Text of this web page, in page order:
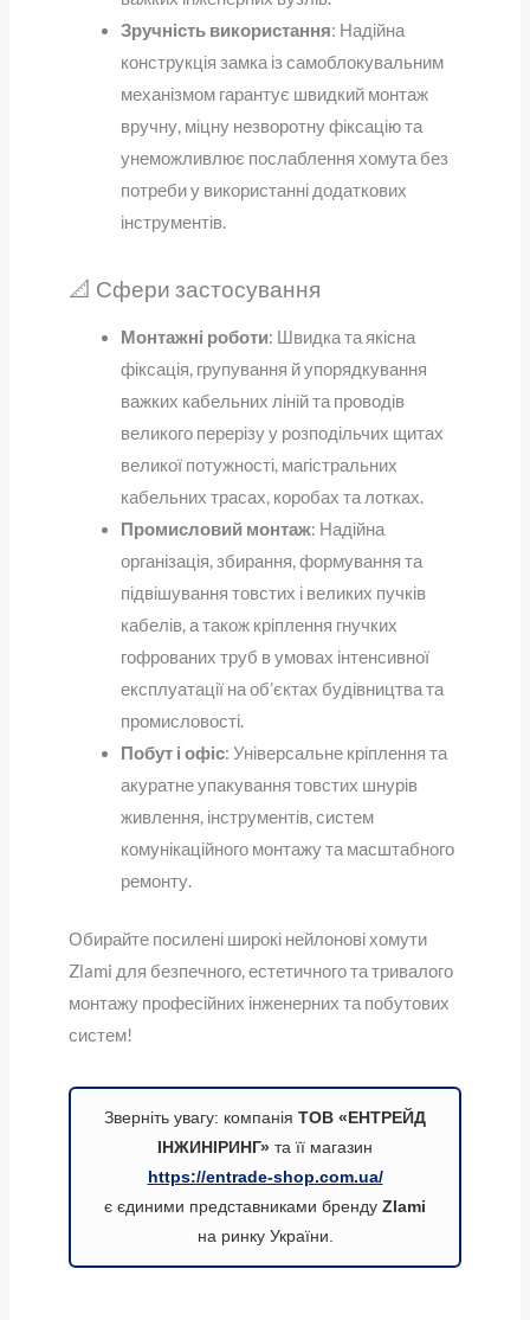
Зручність використання: Надійна
конструкція замка із самоблокувальним
механізмом гарантує швидкий монтаж
вручну, міцну незворотну фіксацію та
унеможливлює послаблення хомута без
потреби у використанні додаткових
інструментів.
📐 Сфери застосування
Монтажні роботи: Швидка та якісна
фіксація, групування й упорядкування
важких кабельних ліній та проводів
великого перерізу у розподільчих щитах
великої потужності, магістральних
кабельних трасах, коробах та лотках.
Промисловий монтаж: Надійна
організація, збирання, формування та
підвішування товстих і великих пучків
кабелів, а також кріплення гнучких
гофрованих труб в умовах інтенсивної
експлуатації на об’єктах будівництва та
промисловості.
Побут і офіс: Універсальне кріплення та
акуратне упакування товстих шнурів
живлення, інструментів, систем
комунікаційного монтажу та масштабного
ремонту.
Обирайте посилені широкі нейлонові хомути
Zlami для безпечного, естетичного та тривалого
монтажу професійних інженерних та побутових
систем!
Зверніть увагу: компанія ТОВ «ЕНТРЕЙД
ІНЖИНІРИНГ» та її магазин
https://entrade-shop.com.ua/
є єдиними представниками бренду Zlami
на ринку України.